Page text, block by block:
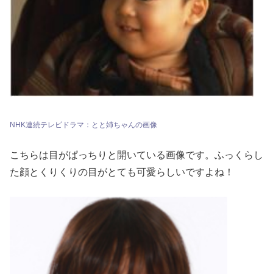
NHK連続テレビドラマ：とと姉ちゃんの画像
こちらは目がぱっちりと開いている画像です。ふっくらし
た顔とくりくりの目がとても可愛らしいですよね！